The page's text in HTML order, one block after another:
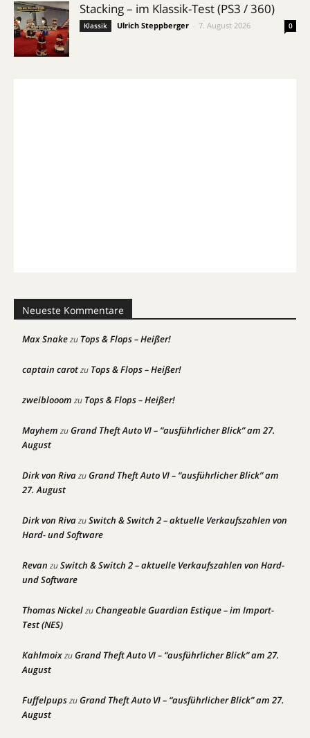
Stacking – im Klassik-Test (PS3 / 360)
Klassik Ulrich Steppberger 7. August 2026 0
Neueste Kommentare
Max Snakezu Tops & Flops – Heißer!
captain carotzu Tops & Flops – Heißer!
zweiblooom zu Tops & Flops – Heißer!
Mayhem zuGrand Theft Auto VI – “ausführlicher Blick” am 27.
August
Dirk von RivazuGrand Theft Auto VI – “ausführlicher Blick” am
27. August
Dirk von RivazuSwitch & Switch 2 – aktuelle Verkaufszahlen von
Hard- und Software
Revan zuSwitch & Switch 2 – aktuelle Verkaufszahlen von Hard-
und Software
Thomas NickelzuChangeable Guardian Estique – im Import-
Test (NES)
KahlmoixzuGrand Theft Auto VI – “ausführlicher Blick” am 27.
August
FuffelpupszuGrand Theft Auto VI – “ausführlicher Blick” am 27.
August